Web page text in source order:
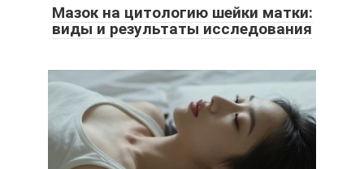
Мазок на цитологию шейки матки:
виды и результаты исследования